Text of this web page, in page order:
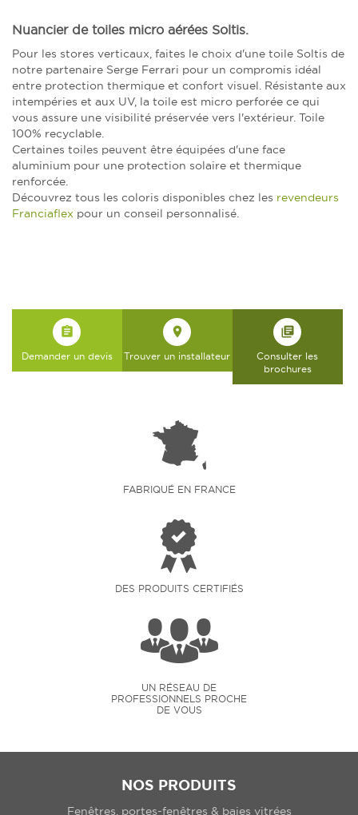
Nuancier de toiles micro aérées Soltis.
Pour les stores verticaux, faites le choix d'une toile Soltis de
notre partenaire Serge Ferrari pour un compromis idéal
entre protection thermique et confort visuel. Résistante aux
intempéries et aux UV, la toile est micro perforée ce qui
vous assure une visibilité préservée vers l'extérieur. Toile
100% recyclable.
Certaines toiles peuvent être équipées d'une face
aluminium pour une protection solaire et thermique
renforcée.
Découvrez tous les coloris disponibles chez les revendeurs
Franciaflex pour un conseil personnalisé.
assignment
Demander un devis
place
Trouver un installateur
library_books
Consulter les
brochures
FABRIQUÉ EN FRANCE
DES PRODUITS CERTIFIÉS
UN RÉSEAU DE
PROFESSIONNELS PROCHE
DE VOUS
NOS PRODUITS
Fenêtres, portes-fenêtres & baies vitrées